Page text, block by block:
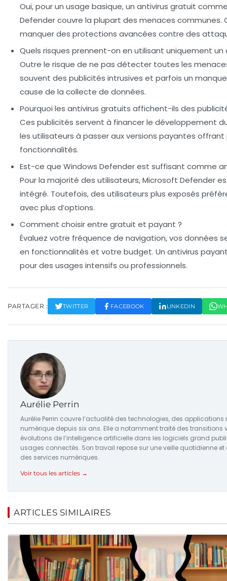
Oui, pour un usage basique, un antivirus gratuit
Defender couvre la plupart des menaces communes.
manquer des protections avancées contre des
Quels risques prennent-on en utilisant uniquement un
Outre le risque de ne pas détecter toutes les
souvent des publicités intrusives et parfois un
cause de la collecte de données.
Pourquoi les antivirus gratuits affichent-ils des
Ces publicités servent à financer le développement
les utilisateurs à passer aux versions payantes offrant
fonctionnalités.
Est-ce que Windows Defender est suffisant comme
Pour la majorité des utilisateurs, Microsoft Defender
intégré. Toutefois, des utilisateurs plus exposés
avec plus d’options.
Comment choisir entre gratuit et payant ?
Évaluez votre fréquence de navigation, vos données
en fonctionnalités et votre budget. Un antivirus
pour des usages intensifs ou professionnels.
PARTAGER : TWITTER FACEBOOK LINKEDIN
Aurélie Perrin
Aurélie Perrin couvre l’actualité des technologies, des
numérique depuis six ans. Elle a notamment traité des transitions
évolutions de l’intelligence artificielle dans les logiciels grand
usages connectés. Son travail repose sur une veille quotidienne
des services numériques.
Voir tous les articles →
ARTICLES SIMILAIRES